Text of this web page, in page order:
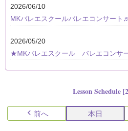
2026/06/10
MKバレエスクールバレエコンサート♬
2026/05/20
★MKバレエスクール バレエコンサ
Lesson Schedule
前へ 本日